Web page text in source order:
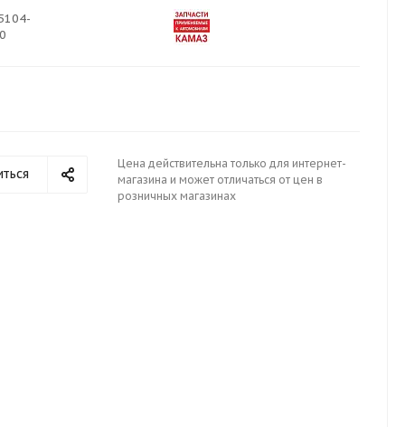
Цена действительна только для интернет-
магазина и может отличаться от цен в
розничных магазинах